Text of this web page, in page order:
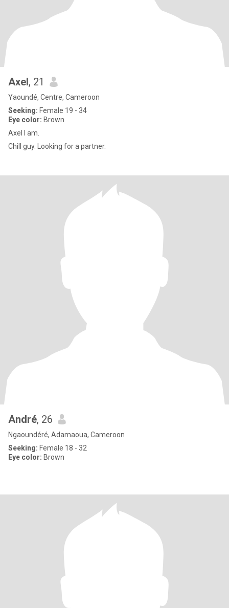
Axel, 21
Yaoundé, Centre, Cameroon
Seeking: Female 19 - 34
Eye color: Brown
Axel I am.
Chill guy. Looking for a partner.
André, 26
Ngaoundéré, Adamaoua, Cameroon
Seeking: Female 18 - 32
Eye color: Brown